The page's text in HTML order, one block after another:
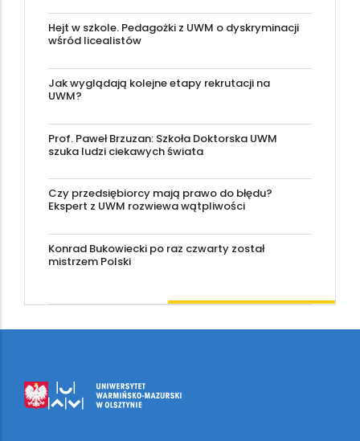
Hejt w szkole. Pedagożki z UWM o dyskryminacji
wśród licealistów
Jak wyglądają kolejne etapy rekrutacji na
UWM?
Prof. Paweł Brzuzan: Szkoła Doktorska UWM
szuka ludzi ciekawych świata
Czy przedsiębiorcy mają prawo do błędu?
Ekspert z UWM rozwiewa wątpliwości
Konrad Bukowiecki po raz czwarty został
mistrzem Polski